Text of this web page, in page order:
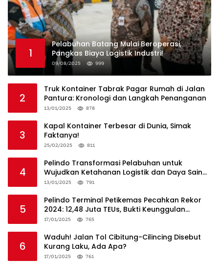
1
Pelabuhan Batang Mulai Beroperasi,
Pangkas Biaya Logistik Industri!
09/08/2025 999
2
Truk Kontainer Tabrak Pagar Rumah di Jalan
Pantura: Kronologi dan Langkah Penanganan
13/01/2025 878
3
Kapal Kontainer Terbesar di Dunia, Simak
Faktanya!
25/02/2025 811
4
Pelindo Transformasi Pelabuhan untuk
Wujudkan Ketahanan Logistik dan Daya Saing
Global
13/01/2025 791
5
Pelindo Terminal Petikemas Pecahkan Rekor
2024: 12,48 Juta TEUs, Bukti Keunggulan
Logistik Nasional
17/01/2025 765
6
Waduh! Jalan Tol Cibitung-Cilincing Disebut
Kurang Laku, Ada Apa?
17/01/2025 761